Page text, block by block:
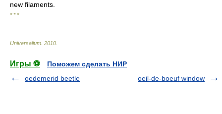
new filaments.
* * *
Universalium 2010
Игры ⚽
Поможем сделать НИР
oedemerid beetle
oeil-de-boeuf window